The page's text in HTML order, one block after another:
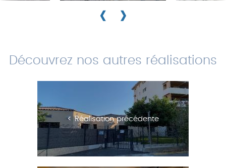
‹ ›
Découvrez nos autres réalisations
< Réalisation précédente